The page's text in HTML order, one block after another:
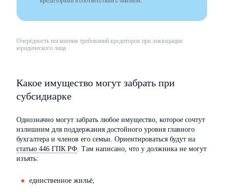
Очерёдность погашения требований кредиторов при ликвидации
юридического лица
Какое имущество могут забрать при
субсидиарке
Однозначно могут забрать любое имущество, которое сочтут
излишним для поддержания достойного уровня главного
бухгалтера и членов его семьи. Ориентироваться будут на
статью 446 ГПК РФ . Там написано, что у должника не могут
изъять:
единственное жильё;